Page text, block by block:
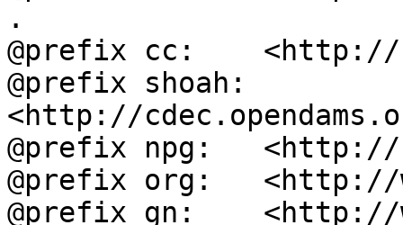
.
@prefix cc:    <http://
@prefix shoah:
<http://
@prefix npg:   <http://
@prefix org:   <http://
@prefix gn:    <http://